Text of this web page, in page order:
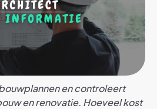
en controleert
en renovatie. Hoeveel kost